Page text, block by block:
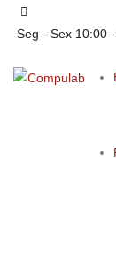
Seg - Sex 10:00